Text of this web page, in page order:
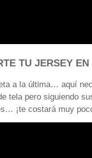
TU JERSEY EN
a la última… aquí
tela pero siguiendo
¡te costará muy